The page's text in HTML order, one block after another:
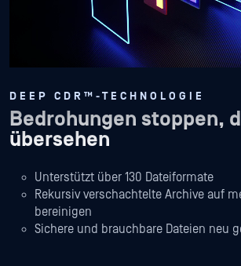
DEEP CDR™-TECHNOLOGIE
Bedrohungen stoppen,
übersehen
Unterstützt über 130 Dateiformate
Rekursiv verschachtelte Archive auf
bereinigen
Sichere und brauchbare Dateien neu